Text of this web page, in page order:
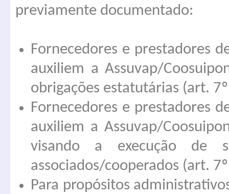
previamente documentado:
Fornecedores e prestadores
auxiliem a Assuvap/
obrigações estatutárias (art.
Fornecedores e prestadores
auxiliem a Assuvap/
visando a execução de
associados/cooperados (art.
Para propósitos